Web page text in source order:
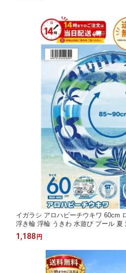
イガラシ アロハビーチウキワ 60cm
浮き輪 浮輪 うきわ 水遊び プール
し定番 安心 小学生 幼稚園 お子様 空
用 サイズ 海水浴 水上 レジャー かわ
1,188円